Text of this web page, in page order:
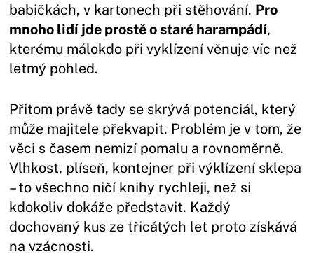
babičkách, v kartonech při stěhování. Pro
mnoho lidí jde prostě o staré harampádí,
kterému málokdo při vyklízení věnuje víc než
letmý pohled.
Přitom právě tady se skrývá potenciál, který
může majitele překvapit. Problém je v tom, že
věci s časem nemizí pomalu a rovnoměrně.
Vlhkost, plíseň, kontejner při výklízení sklepa
– to všechno ničí knihy rychleji, než si
kdokoliv dokáže představit. Každý
dochovaný kus ze třicátých let proto získává
na vzácnosti.